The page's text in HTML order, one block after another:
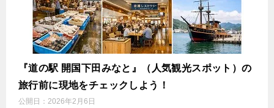
『道の駅 開国下田みなと』（人気観光スポット）の
旅行前に現地をチェックしよう！
公開日： 2026年2月6日